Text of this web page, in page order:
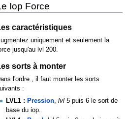
Iop Force
caractéristiques
uniquement et seulement la
jusqu'au lvl 200.
sorts à monter
l'ordre , il faut monter les sorts
:
LVL1 : Pression,lvl 5 puis 6 le sort de
base du iop.